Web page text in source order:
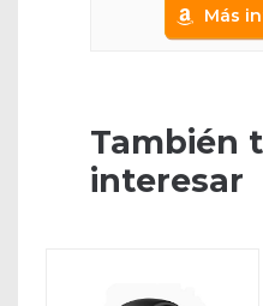
Más
También
interesar